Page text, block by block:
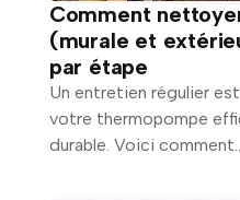
Comment
(murale et
par étape
Un entretien régulier
votre thermopompe
durable. Voici